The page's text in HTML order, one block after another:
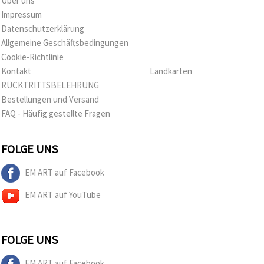
Impressum
Datenschutzerklärung
Allgemeine Geschäftsbedingungen
Cookie-Richtlinie
Kontakt
RÜCKTRITTSBELEHRUNG
Bestellungen und Versand
FAQ - Häufig gestellte Fragen
Landkarten
FOLGE UNS
EM ART auf Facebook
EM ART auf YouTube
FOLGE UNS